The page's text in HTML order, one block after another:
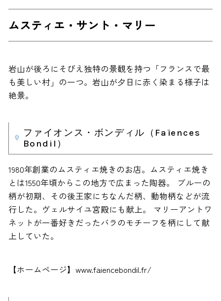
ムスティエ・サント・マリー
岩山が後ろにそびえ独特の景観を持つ「フランスで最
も美しい村」の一つ。岩山が夕日に赤く染まる様子は
絶景。
ファイオンス・ボンディル（Faïences
Bondil）
1980年創業のムスティエ焼きのお店。ムスティエ焼き
とは1550年頃からこの地方で広まった陶器。 ブルーの
柄が初期、その後王家にちなんだ柄、動物柄などが流
行した。ヴェルサイユ宮殿にも献上。 マリーアントワ
ネットが一番好きだったバラのモチーフを柄にして献
上していた。
【ホームページ】www.faiencebondil.fr/